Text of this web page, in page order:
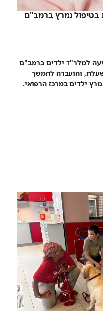
נמרץ ברמב"ם
למלר"ד ילדים ברמב"ם
והועברה להמשך
ילדים במרכז הרפואי.